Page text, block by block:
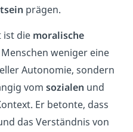
prägen.
ist die moralische
weniger eine
Autonomie, sondern
vom sozialen und
Er betonte, dass
das Verständnis von